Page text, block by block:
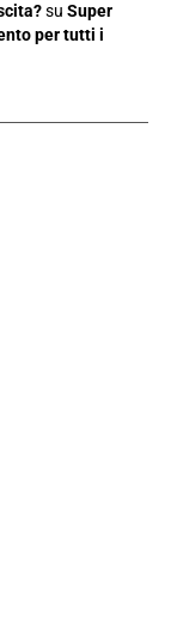
su Super
per tutti i